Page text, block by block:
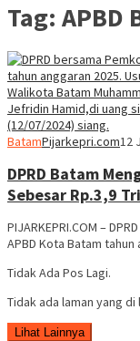
Tag: APBD
BatamPijarkepri.com12
DPRD Batam
Sebesar Rp.3,9
PIJARKEPRI.COM –
APBD Kota Batam
Tidak Ada Pos Lagi.
Tidak ada laman yang di
Lihat Lainnya